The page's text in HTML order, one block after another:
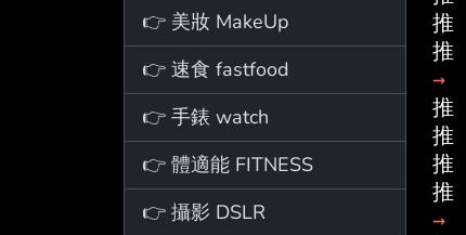
👉 美妝 MakeUp
👉 速食 fastfood
👉 手錶 watch
👉 體適能 FITNESS
👉 攝影 DSLR
推
推
→
推
推
推
推
→